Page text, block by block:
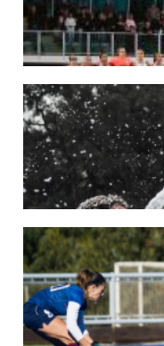
LEER MÁS
22/05/2026
LAS LEONAS CONVOCADAS
En junio, el seleccionado
League 2025-26 en Bélgica e
18/05/2026
SE DEFINIERON LOS CAMPEONES
Del 13 al 17 de mayo se llevó a
país.
LEER MÁS